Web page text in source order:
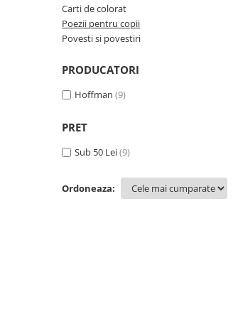
Satira, umor
Jurnalul cartilor esentiale
Povestile Hoffman
Carti de colorat
Poezii pentru copii
Povesti si povestiri
PRODUCATORI
Hoffman (9)
PRET
Sub 50 Lei(9)
Ordoneaza: